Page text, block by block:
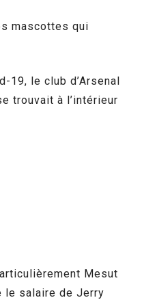
mascottes qui
19, le club d’Arsenal
trouvait à l’intérieur
Mesut
le salaire de Jerry